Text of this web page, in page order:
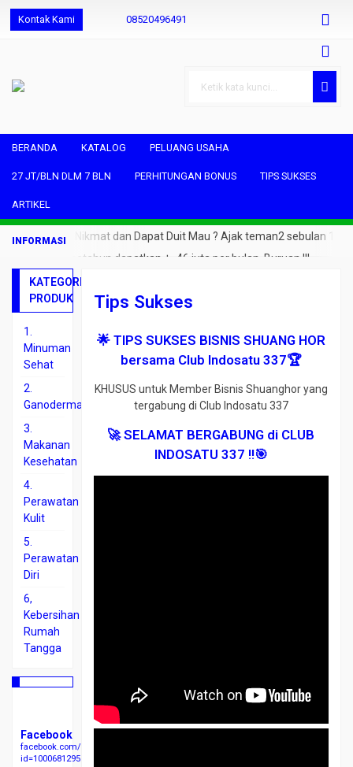
Kontak Kami 08520496491
BERANDA KATALOG PELUANG USAHA
27 JT/BLN DLM 7 BLN PERHITUNGAN BONUS TIPS SUKSES
ARTIKEL
Ngopi Sehat Nikmat dan Dapat Duit Mau ? Ajak teman2 sebulan 1
orang saja.. setahun dapatkan +- 46 juta per bulan. Buruan !!!
Tips Sukses
🌟 TIPS SUKSES BISNIS SHUANG HOR
bersama Club Indosatu 337🏆
KHUSUS untuk Member Bisnis Shuanghor yang
tergabung di Club Indosatu 337
🚀 SELAMAT BERGABUNG di CLUB
INDOSATU 337 !!🎯
KATEGORI
PRODUK
1.
Minuman
Sehat
2.
Ganoderma
3.
Makanan
Kesehatan
4.
Perawatan
Kulit
5.
Perawatan
Diri
6,
Kebersihan
Rumah
Tangga
Facebook
facebook.com/profile.php?
id=100068129523007